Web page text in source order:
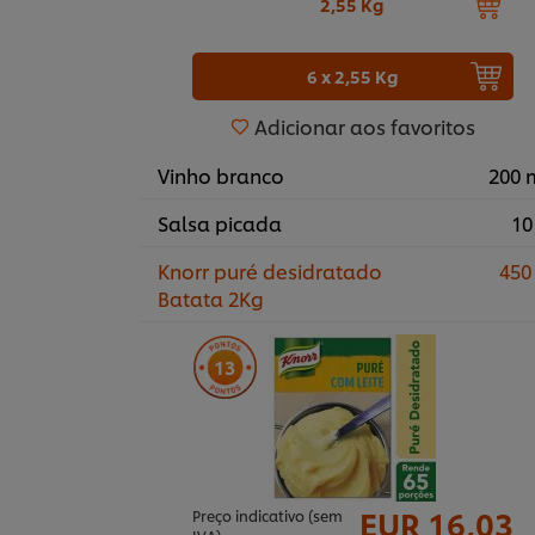
2,55 Kg
6 x 2,55 Kg
Adicionar aos favoritos
Vinho branco
200
Salsa picada
Knorr puré desidratado
Batata 2Kg
13
Preço indicativo (sem
EUR 16,03